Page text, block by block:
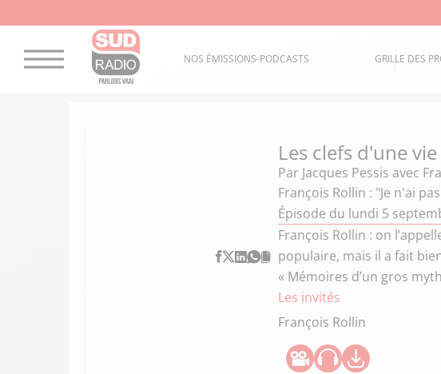
NOS ÉMISSIONS-PODCASTS GRILLE DES
Les clefs d'une vie
Par Jacques Pessis avec
François Rollin : "Je n'ai
Épisode du lundi 5
François Rollin : on
populaire, mais il a fait
« Mémoires d’un gros
Les invités
François Rollin